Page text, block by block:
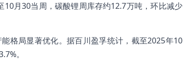
月30当周，碳酸锂周库存约12.7万吨，环比减少
格局显著优化。据百川盈孚统计，截至2025年10
。